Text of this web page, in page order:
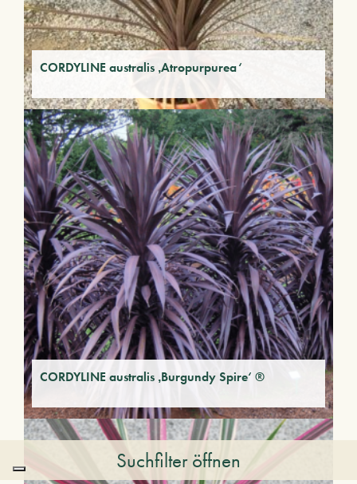
CORDYLINE australis ‚Atropurpurea‘
CORDYLINE australis ‚Burgundy Spire‘ ®
Suchfilter öffnen